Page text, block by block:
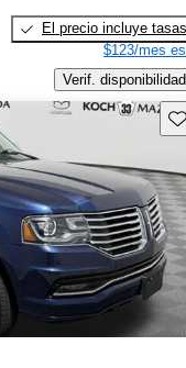
El precio incluye tasas
$123/mes
Verif. disponibilidad